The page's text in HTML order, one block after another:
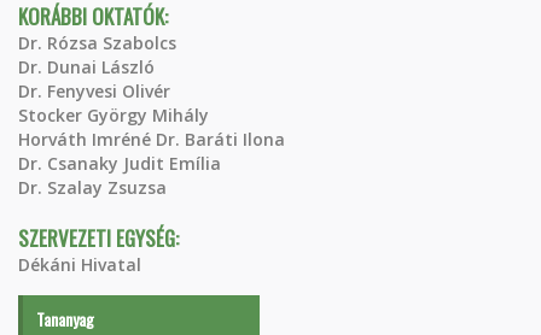
KORÁBBI OKTATÓK:
Dr. Rózsa Szabolcs
Dr. Dunai László
Dr. Fenyvesi Olivér
Stocker György Mihály
Horváth Imréné Dr. Baráti Ilona
Dr. Csanaky Judit Emília
Dr. Szalay Zsuzsa
SZERVEZETI EGYSÉG:
Dékáni Hivatal
Tananyag